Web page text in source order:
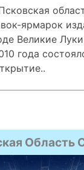
ярмарок
Великие
года
Область